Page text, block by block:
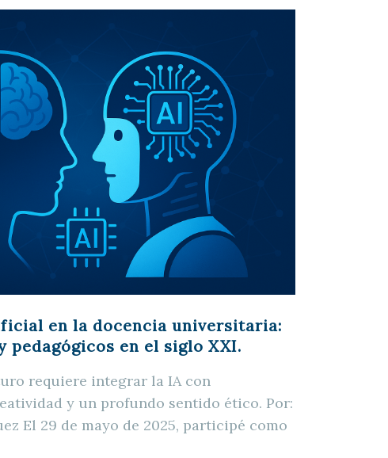
en la docencia universitaria:
pedagógicos en el siglo XXI.
requiere integrar la IA con
y un profundo sentido ético. Por:
El 29 de mayo de 2025, participé como